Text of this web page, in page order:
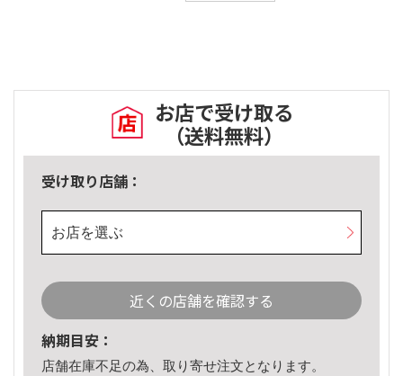
お店で受け取る
（送料無料）
受け取り店舗：
お店を選ぶ
近くの店舗を確認する
納期目安：
店舗在庫不足の為、取り寄せ注文となります。